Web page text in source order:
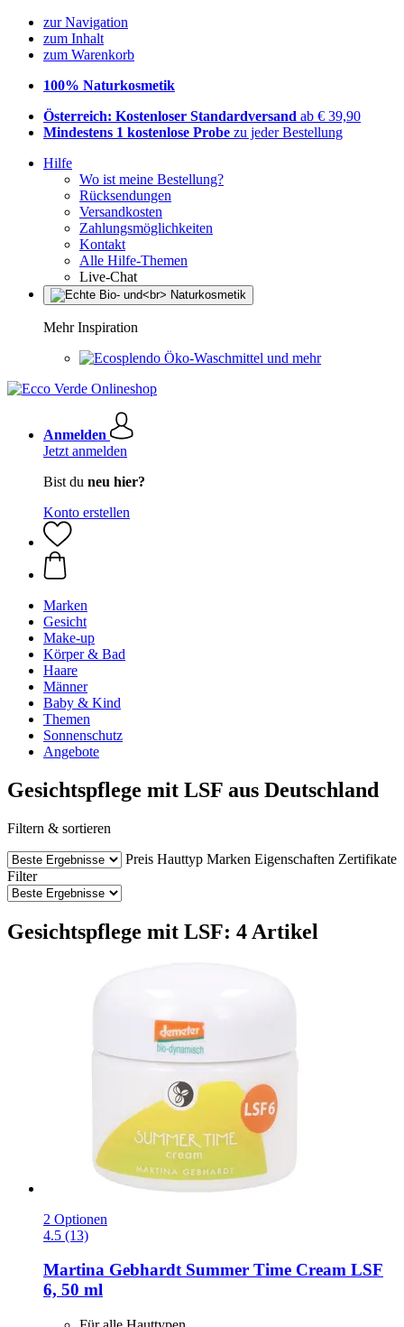
zur Navigation
zum Inhalt
zum Warenkorb
100% Naturkosmetik
Österreich: Kostenloser Standardversand ab € 39,90
Mindestens 1 kostenlose Probe zu jeder Bestellung
Hilfe
Wo ist meine Bestellung?
Rücksendungen
Versandkosten
Zahlungsmöglichkeiten
Kontakt
Alle Hilfe-Themen
Live-Chat
Mehr Inspiration
Öko-Waschmittel und mehr
Anmelden
Jetzt anmelden
Bist du neu hier?
Konto erstellen
Marken
Gesicht
Make-up
Körper & Bad
Haare
Männer
Baby & Kind
Themen
Sonnenschutz
Angebote
Gesichtspflege mit LSF aus Deutschland
Filtern & sortieren
Preis Hauttyp Marken Eigenschaften Zertifikate
Filter
Gesichtspflege mit LSF: 4 Artikel
2 Optionen
4.5 (13)
Martina GebhardtSummer Time Cream LSF
6, 50 ml